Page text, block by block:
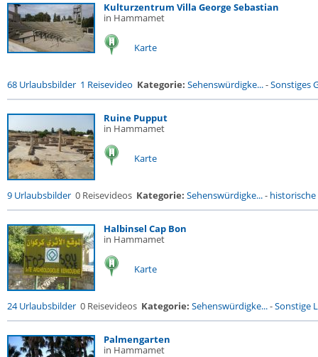
Kulturzentrum Villa George Sebastian
in Hammamet
Karte
68 Urlaubsbilder 1 Reisevideo Kategorie: Sehenswürdigke...-Sonstiges
Ruine Pupput
in Hammamet
Karte
9 Urlaubsbilder 0 Reisevideos Kategorie: Sehenswürdigke...- historische
Halbinsel Cap Bon
in Hammamet
Karte
24 Urlaubsbilder 0 Reisevideos Kategorie: Sehenswürdigke...-Sonstige
Palmengarten
in Hammamet